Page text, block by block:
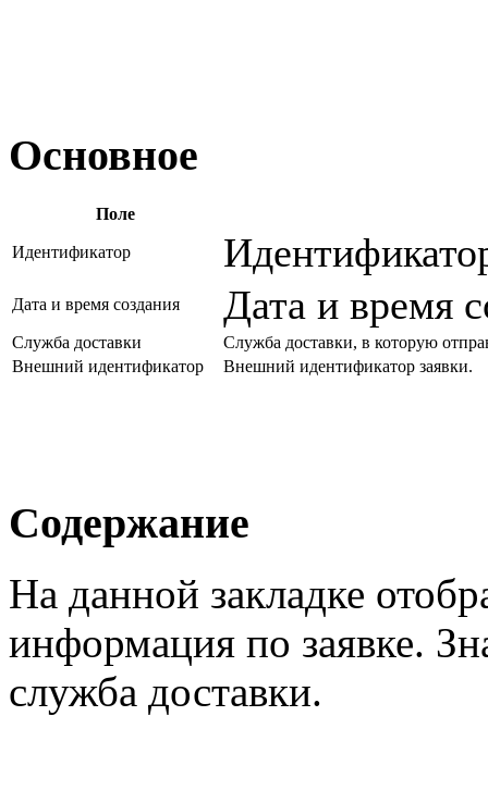
Основное
Поле
Идентификатор
Дата и время создания Дата и время
Служба доставки
Служба доставки, в которую
Внешний идентификатор
Внешний идентификатор заявки.
Содержание
На данной закладке
информация по заявке.
служба доставки.